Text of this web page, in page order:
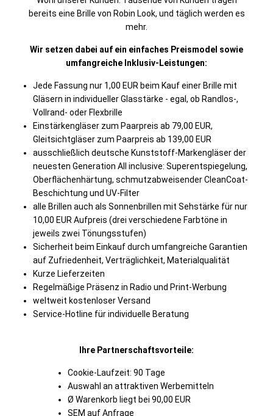
bereits eine Brille von Robin Look, und täglich werden es
mehr.
Wir setzen dabei auf ein einfaches Preismodel sowie
umfangreiche Inklusiv-Leistungen:
Jede Fassung nur 1,00 EUR beim Kauf einer Brille mit
Gläsern in individueller Glasstärke - egal, ob Randlos-,
Vollrand- oder Flexbrille
Einstärkengläser zum Paarpreis ab 79,00 EUR,
Gleitsichtgläser zum Paarpreis ab 139,00 EUR
ausschließlich deutsche Kunststoff-Markengläser der
neuesten Generation All inclusive: Superentspiegelung,
Oberflächenhärtung, schmutzabweisender CleanCoat-
Beschichtung und UV-Filter
alle Brillen auch als Sonnenbrillen mit Sehstärke für nur
10,00 EUR Aufpreis (drei verschiedene Farbtöne in
jeweils zwei Tönungsstufen)
Sicherheit beim Einkauf durch umfangreiche Garantien
auf Zufriedenheit, Verträglichkeit, Materialqualität
Kurze Lieferzeiten
Regelmäßige Präsenz in Radio und Print-Werbung
weltweit kostenloser Versand
Service-Hotline für individuelle Beratung
Ihre Partnerschaftsvorteile:
Cookie-Laufzeit: 90 Tage
Auswahl an attraktiven Werbemitteln
Ø Warenkorb liegt bei 90,00 EUR
SEM auf Anfrage